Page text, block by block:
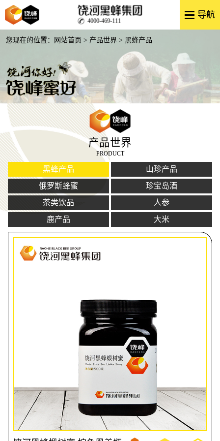
4000-469-111
您现在的位置： 网站首页 > 产品世界> 黑蜂产品
产品世界
PRODUCT
黑蜂产品
山珍产品
俄罗斯蜂蜜
珍宝岛酒
茶类饮品
人参
鹿产品
大米